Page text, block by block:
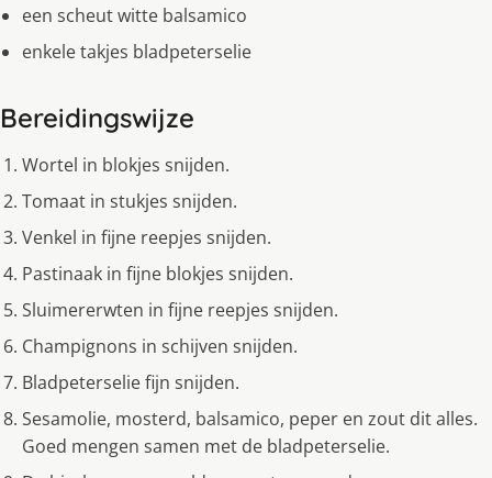
een scheut witte balsamico
enkele takjes bladpeterselie
Bereidingswijze
Wortel in blokjes snijden.
Tomaat in stukjes snijden.
Venkel in fijne reepjes snijden.
Pastinaak in fijne blokjes snijden.
Sluimererwten in fijne reepjes snijden.
Champignons in schijven snijden.
Bladpeterselie fijn snijden.
Sesamolie, mosterd, balsamico, peper en zout dit alles.
Goed mengen samen met de bladpeterselie.